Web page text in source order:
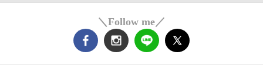
＼Follow me／